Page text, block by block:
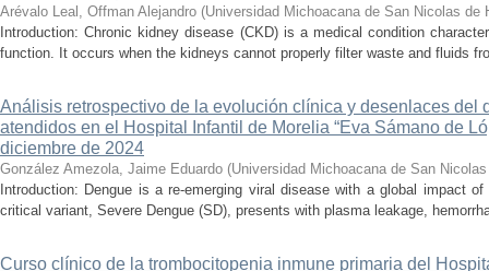
Arévalo Leal, Offman Alejandro (Universidad Michoacana de San Nicolas de
Introduction: Chronic kidney disease (CKD) is a medical condition
function. It occurs when the kidneys cannot properly filter waste and fluids
Análisis retrospectivo de la evolución clínica y desenlaces del
atendidos en el Hospital Infantil de Morelia “Eva Sámano de
diciembre de 2024
González Amezola, Jaime Eduardo (Universidad Michoacana de San
Introduction: Dengue is a re-emerging viral disease with a global impact
critical variant, Severe Dengue (SD), presents with plasma leakage,
Curso clínico de la trombocitopenia inmune primaria del